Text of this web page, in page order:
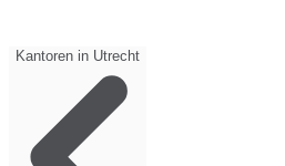
Kantoren in Utrecht